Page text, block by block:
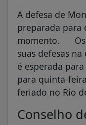
A defesa de
preparada para
momento. Os
suas defesas
é esperada
para quinta-
feriado no Rio
Conselho